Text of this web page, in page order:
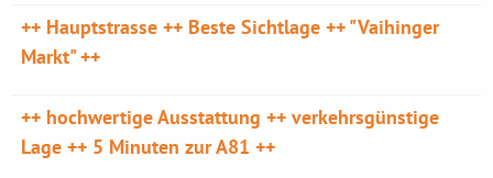
++ Hauptstrasse ++ Beste Sichtlage ++ "Vaihinger
Markt" ++
++ hochwertige Ausstattung ++ verkehrsgünstige
Lage ++ 5 Minuten zur A81 ++